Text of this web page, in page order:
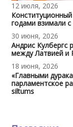
12 июля, 2026
годами взимали
30 июня, 2026
Андрис Кулбергс
между Латвией и
18 июня, 2026
«Главными
парламентское
siltums